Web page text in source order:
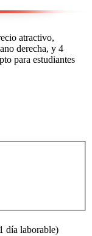
atractivo,
derecha, y 4
para estudiantes
día laborable)